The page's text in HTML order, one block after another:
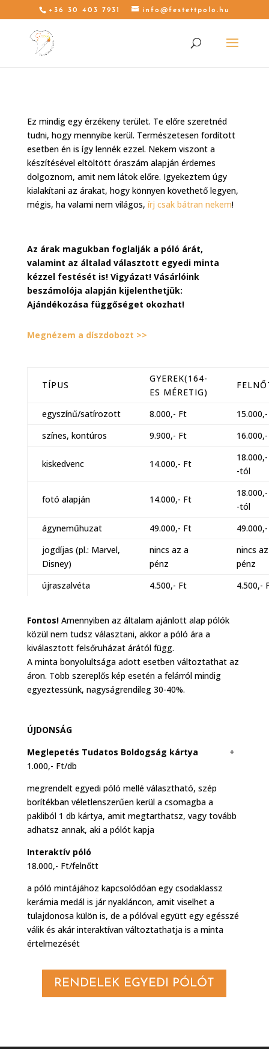
+36 30 403 7931 info@festettpolo.hu
Ez mindig egy érzékeny terület. Te előre szeretnéd
tudni, hogy mennyibe kerül. Természetesen fordított
esetben én is így lennék ezzel. Nekem viszont a
készítésével eltöltött óraszám alapján érdemes
dolgoznom, amit nem látok előre. Igyekeztem úgy
kialakítani az árakat, hogy könnyen követhető legyen,
mégis, ha valami nem világos, írj csak bátran nekem!
Az árak magukban foglalják a póló árát,
valamint az általad választott egyedi minta
kézzel festését is! Vigyázat! Vásárlóink
beszámolója alapján kijelenthetjük:
Ajándékozása függőséget okozhat!
Megnézem a díszdobozt >>
TÍPUS
GYEREK(164-
ES MÉRETIG)
egyszínű/satírozott 8.000,- Ft
színes, kontúros
9.900,- Ft
kiskedvenc 14.000,- Ft
-tól
fotó alapján 14.000,- Ft
-tól
ágyneműhuzat
49.000,- Ft
jogdíjas (pl.: Marvel,
Disney)
nincs az a
pénz
nincs
pénz
újraszalvéta
4.500,- Ft 4.500,-
Fontos! Amennyiben az általam ajánlott alap pólók
közül nem tudsz választani, akkor a póló ára a
kiválasztott felsőruházat árától függ.
A minta bonyolultsága adott esetben változtathat az
áron. Több szereplős kép esetén a felárról mindig
egyeztessünk, nagyságrendileg 30-40%.
ÚJDONSÁG
Meglepetés Tudatos Boldogság kártya +
1.000,- Ft/db
megrendelt egyedi póló mellé választható, szép
borítékban véletlenszerűen kerül a csomagba a
pakliból 1 db kártya, amit megtarthatsz, vagy tovább
adhatsz annak, aki a pólót kapja
Interaktív póló
18.000,- Ft/felnőtt
a póló mintájához kapcsolódóan egy csodaklassz
kerámia medál is jár nyakláncon, amit viselhet a
tulajdonosa külön is, de a pólóval együtt egy egésszé
válik és akár interaktívan változtathatja is a minta
értelmezését
RENDELEK EGYEDI PÓLÓT